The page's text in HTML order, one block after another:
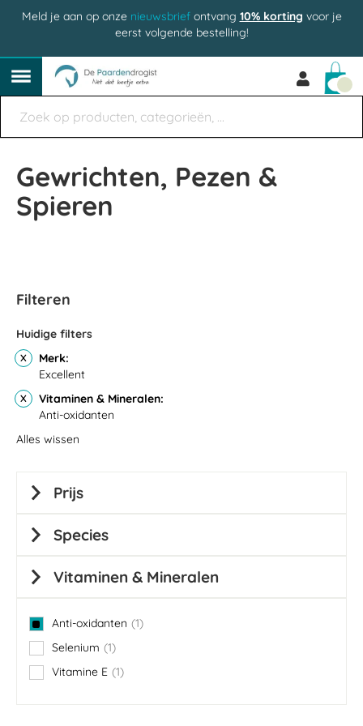
Meld je aan op onze nieuwsbriefontvang 10% korting voor je
eerst volgende bestelling!
Gewrichten, Pezen &
Spieren
Filteren
Huidige filters
Merk
Excellent
Vitaminen & Mineralen
Anti-oxidanten
Alles wissen
Prijs
Species
Vitaminen & Mineralen
Anti-oxidanten 1
item
Selenium
1
item
Vitamine E 1
item